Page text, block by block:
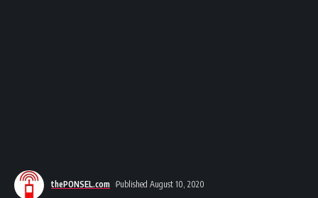
thePONSEL.com Published August 10, 2020